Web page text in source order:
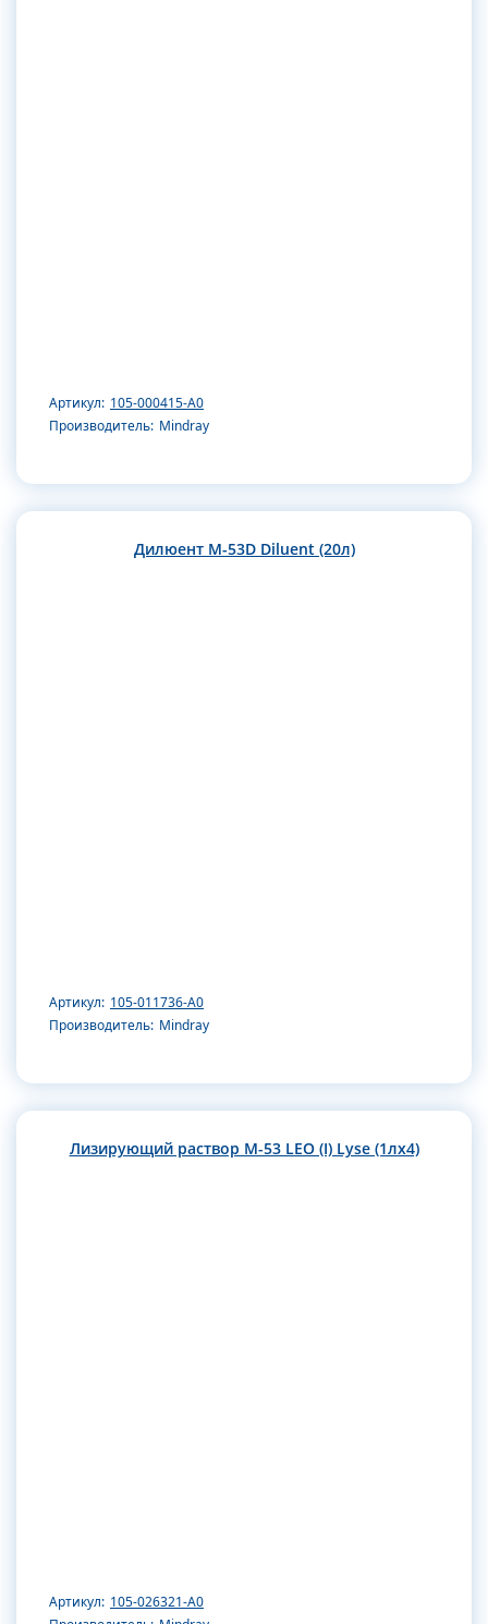
Артикул: 105-000415-А0
Производитель: Mindray
Дилюент M-53D Diluent (20л)
Артикул: 105-011736-A0
Производитель: Mindray
Лизирующий раствор M-53 LEO (I) Lyse (1лx4)
Артикул: 105-026321-A0